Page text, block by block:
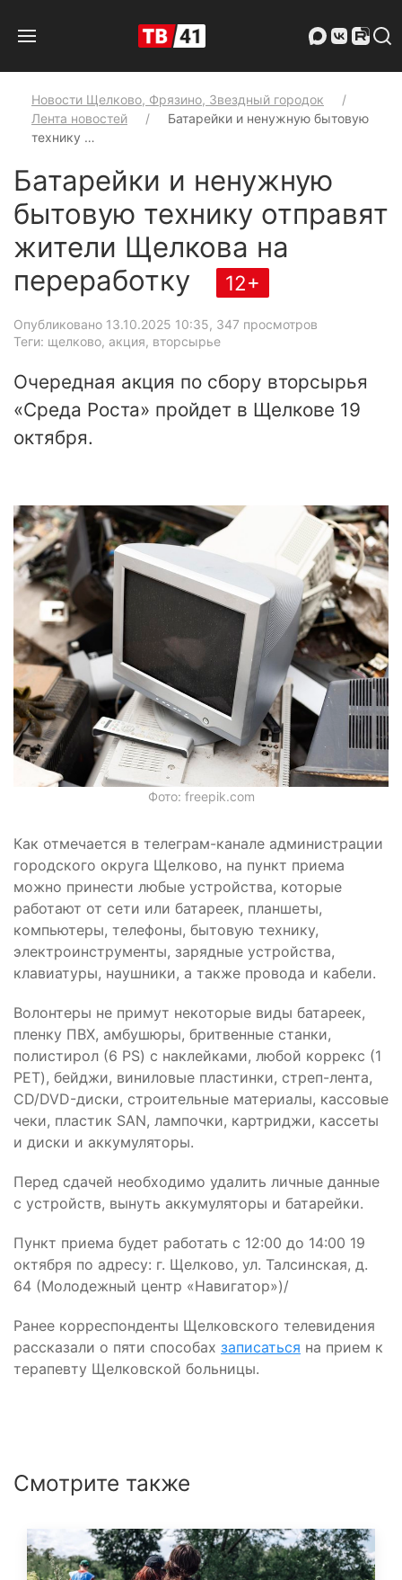
Новости Щелково, Фрязино, Звездный городок
Лента новостей
Батарейки и ненужную бытовую
технику …
Батарейки и ненужную
бытовую технику отправят
жители Щелкова на
переработку
12+
Опубликовано 13.10.2025 10:35, 347 просмотров
Теги: щелково, акция, вторсырье
Очередная акция по сбору вторсырья
«Среда Роста» пройдет в Щелкове 19
октября.
Фото: freepik.com
Как отмечается в телеграм-канале администрации
городского округа Щелково, на пункт приема
можно принести любые устройства, которые
работают от сети или батареек, планшеты,
компьютеры, телефоны, бытовую технику,
электроинструменты, зарядные устройства,
клавиатуры, наушники, а также провода и кабели.
Волонтеры не примут некоторые виды батареек,
пленку ПВХ, амбушюры, бритвенные станки,
полистирол (6 PS) с наклейками, любой коррекс (1
PET), бейджи, виниловые пластинки, стреп-лента,
CD/DVD-диски, строительные материалы, кассовые
чеки, пластик SAN, лампочки, картриджи, кассеты
и диски и аккумуляторы.
Перед сдачей необходимо удалить личные данные
с устройств, вынуть аккумуляторы и батарейки.
Пункт приема будет работать с 12:00 до 14:00 19
октября по адресу: г. Щелково, ул. Талсинская, д.
64 (Молодежный центр «Навигатор»)/
Ранее корреспонденты Щелковского телевидения
рассказали о пяти способах записаться на прием к
терапевту Щелковской больницы.
Смотрите также